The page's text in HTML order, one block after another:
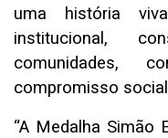
uma história
institucional,
comunidades,
compromisso
“A Medalha Simão